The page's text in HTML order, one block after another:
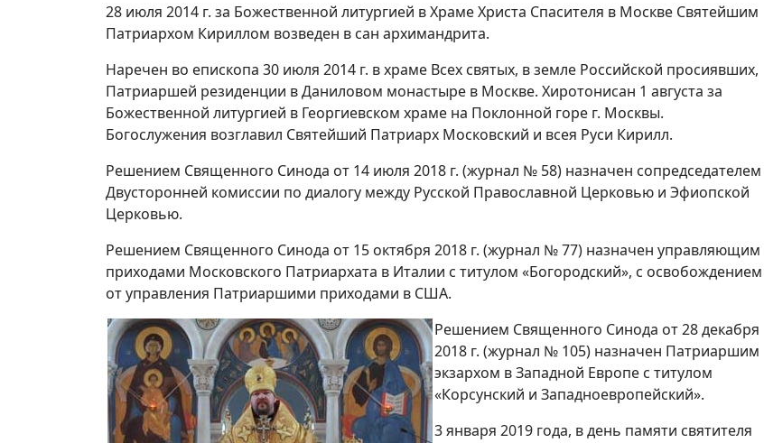
28 июля 2014 г. за Божественной литургией в Храме Христа Спасителя в Москве Святейшим
Патриархом Кириллом возведен в сан архимандрита.
Наречен во епископа 30 июля 2014 г. в храме Всех святых, в земле Российской просиявших,
Патриаршей резиденции в Даниловом монастыре в Москве. Хиротонисан 1 августа за
Божественной литургией в Георгиевском храме на Поклонной горе г. Москвы.
Богослужения возглавил Святейший Патриарх Московский и всея Руси Кирилл.
Решением Священного Синода от 14 июля 2018 г. (журнал № 58) назначен сопредседателем
Двусторонней комиссии по диалогу между Русской Православной Церковью и Эфиопской
Церковью.
Решением Священного Синода от 15 октября 2018 г. (журнал № 77) назначен управляющим
приходами Московского Патриархата в Италии с титулом «Богородский», с освобождением
от управления Патриаршими приходами в США.
Решением Священного Синода от 28 декабря
2018 г. (журнал № 105) назначен Патриаршим
экзархом в Западной Европе с титулом
«Корсунский и Западноевропейский».
3 января 2019 года, в день памяти святителя